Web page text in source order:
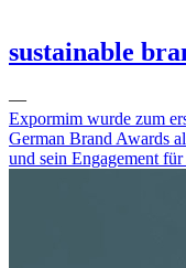
sustainable
—
Expormim wurde zum
German Brand Awards
und sein Engagement